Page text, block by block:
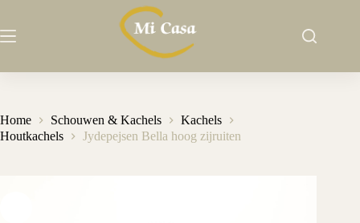
de
Home Schouwen & Kachels
Kachels
Houtkachels
Jydepejsen Bella hoog zijruiten